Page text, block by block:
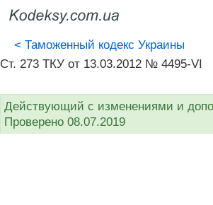
< Таможенный кодекс Украины
Ст. 273 ТКУ от 13.03.2012 № 4495-VI
Действующий с изменениями и
Проверено 08.07.2019